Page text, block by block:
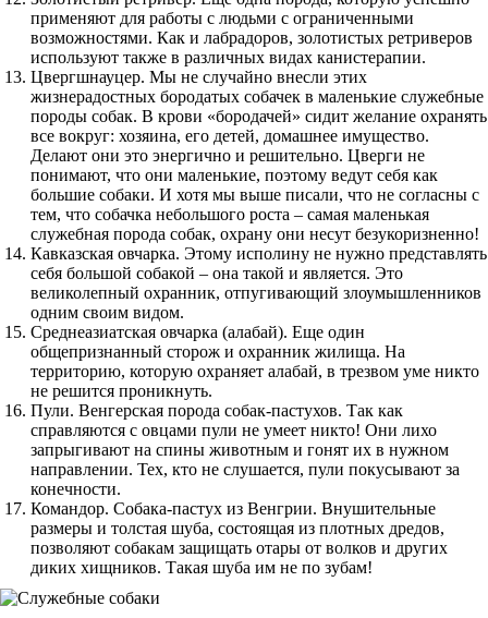
применяют для работы с людьми с ограниченными
возможностями. Как и лабрадоров, золотистых ретриверов
используют также в различных видах канистерапии.
Цвергшнауцер. Мы не случайно внесли этих
жизнерадостных бородатых собачек в маленькие служебные
породы собак. В крови «бородачей» сидит желание охранять
все вокруг: хозяина, его детей, домашнее имущество.
Делают они это энергично и решительно. Цверги не
понимают, что они маленькие, поэтому ведут себя как
большие собаки. И хотя мы выше писали, что не согласны с
тем, что собачка небольшого роста – самая маленькая
служебная порода собак, охрану они несут безукоризненно!
Кавказская овчарка. Этому исполину не нужно представлять
себя большой собакой – она такой и является. Это
великолепный охранник, отпугивающий злоумышленников
одним своим видом.
Среднеазиатская овчарка (алабай). Еще один
общепризнанный сторож и охранник жилища. На
территорию, которую охраняет алабай, в трезвом уме никто
не решится проникнуть.
Пули. Венгерская порода собак-пастухов. Так как
справляются с овцами пули не умеет никто! Они лихо
запрыгивают на спины животным и гонят их в нужном
направлении. Тех, кто не слушается, пули покусывают за
конечности.
Командор. Собака-пастух из Венгрии. Внушительные
размеры и толстая шуба, состоящая из плотных дредов,
позволяют собакам защищать отары от волков и других
диких хищников. Такая шуба им не по зубам!